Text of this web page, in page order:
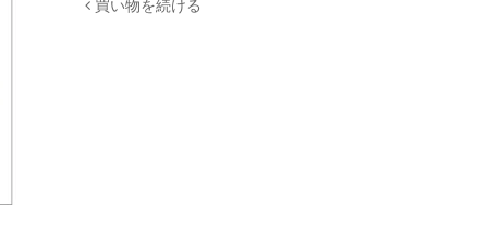
買い物を続ける